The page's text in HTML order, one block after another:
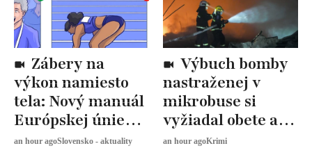
výkon namiesto
tela: Nový manuál
Európskej únie
určuje, ako
an hour agoSlovensko - aktuality
nastraženej v
mikrobuse si
vyžiadal obete a
zranených
an hour agoKrimi